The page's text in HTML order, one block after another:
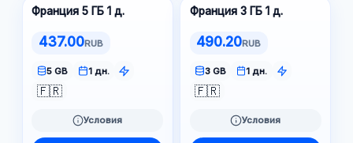
Франция 5 ГБ 1 д.
437.00RUB
5 GB 1 дн.
🇫🇷
Условия
Франция 3 ГБ 1 д.
490.20RUB
3 GB 1 дн.
🇫🇷
Условия